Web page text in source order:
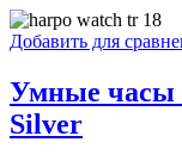
Добавить для
Умные часы
Silver